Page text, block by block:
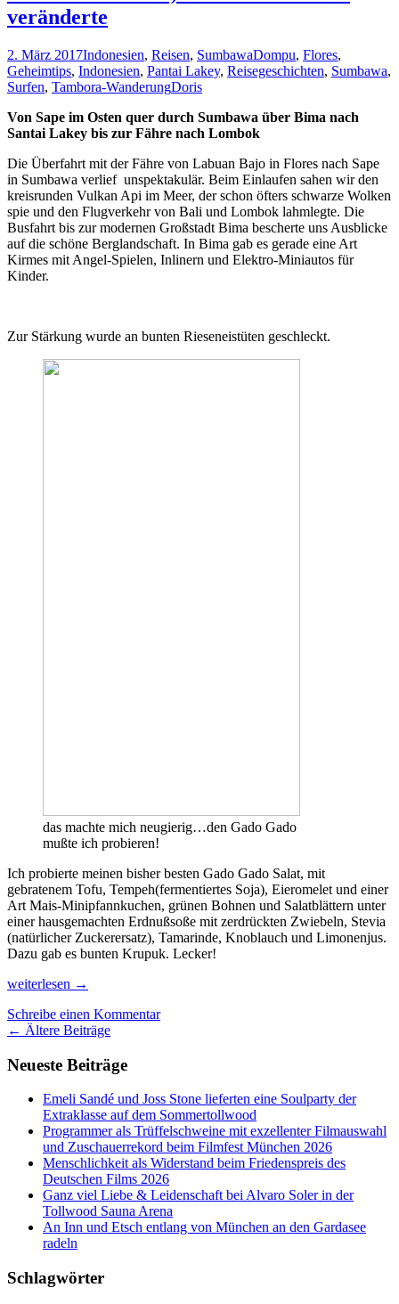
in
Lombok
veränderte
2. März 2017Indonesien, Reisen, SumbawaDompu, Flores,
Geheimtips, Indonesien, Pantai Lakey, Reisegeschichten, Sumbawa,
Surfen, Tambora-WanderungDoris
Von Sape im Osten quer durch Sumbawa über Bima nach
Santai Lakey bis zur Fähre nach Lombok
Die Überfahrt mit der Fähre von Labuan Bajo in Flores nach Sape
in Sumbawa verlief unspektakulär. Beim Einlaufen sahen wir den
kreisrunden Vulkan Api im Meer, der schon öfters schwarze Wolken
spie und den Flugverkehr von Bali und Lombok lahmlegte. Die
Busfahrt bis zur modernen Großstadt Bima bescherte uns Ausblicke
auf die schöne Berglandschaft. In Bima gab es gerade eine Art
Kirmes mit Angel-Spielen, Inlinern und Elektro-Miniautos für
Kinder.
Zur Stärkung wurde an bunten Rieseneistüten geschleckt.
das machte mich neugierig…den Gado Gado
mußte ich probieren!
Ich probierte meinen bisher besten Gado Gado Salat, mit
gebratenem Tofu, Tempeh(fermentiertes Soja), Eieromelet und einer
Art Mais-Minipfannkuchen, grünen Bohnen und Salatblättern unter
einer hausgemachten Erdnußsoße mit zerdrückten Zwiebeln, Stevia
(natürlicher Zuckerersatz), Tamarinde, Knoblauch und Limonenjus.
Dazu gab es bunten Krupuk. Lecker!
Sumbawa,
Mekka
und
des
Vulkans,
Weltklima
veränderte
weiterlesen →
Schreibe einen Kommentar
Beitrags-
Navigation
← Ältere Beiträge
Neueste Beiträge
Emeli Sandé und Joss Stone lieferten eine Soulparty der
Extraklasse auf dem Sommertollwood
Programmer als Trüffelschweine mit exzellenter Filmauswahl
und Zuschauerrekord beim Filmfest München 2026
Menschlichkeit als Widerstand beim Friedenspreis des
Deutschen Films 2026
Ganz viel Liebe & Leidenschaft bei Alvaro Soler in der
Tollwood Sauna Arena
An Inn und Etsch entlang von München an den Gardasee
radeln
Schlagwörter